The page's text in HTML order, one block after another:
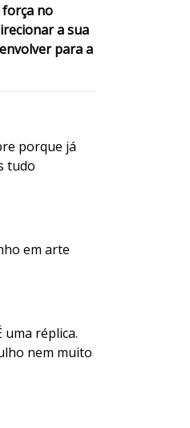
no
a sua
para a
porque já
tudo
em arte
uma réplica.
nem muito